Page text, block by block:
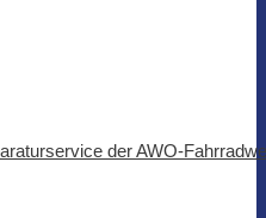
der AWO-